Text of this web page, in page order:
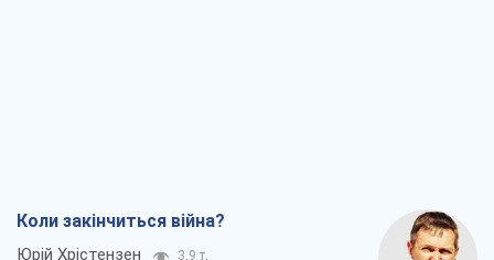
Коли закінчиться війна?
Юрій Хрістензен 3,9 т.